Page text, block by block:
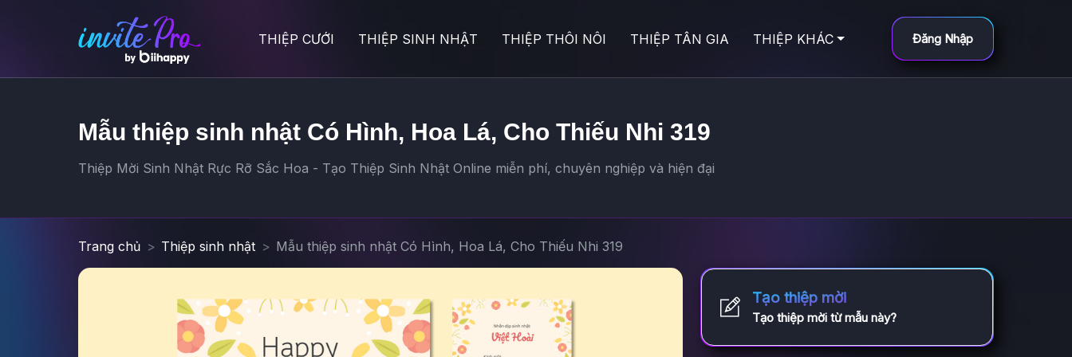
THIỆP CƯỚI THIỆP SINH NHẬT THIỆP THÔI NÔI THIỆP TÂN GIA THIỆP KHÁC Đăng Nhập
Mẫu thiệp sinh nhật Có Hình, Hoa Lá, Cho Thiếu Nhi 319
Thiệp Mời Sinh Nhật Rực Rỡ Sắc Hoa - Tạo Thiệp Sinh Nhật Online miễn phí, chuyên nghiệp và hiện đại
Trang chủ Thiệp sinh nhật Mẫu thiệp sinh nhật Có Hình, Hoa Lá, Cho Thiếu Nhi 319
Tạo thiệp mời
Tạo thiệp mời từ mẫu này?